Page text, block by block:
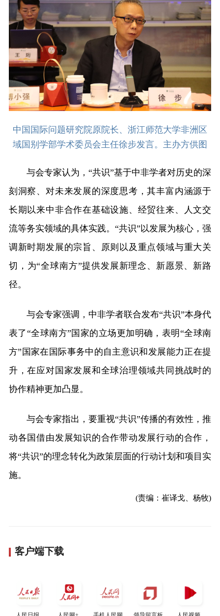
中国国际问题研究院原院长、浙江师范大学非洲区
域国别学部学术委员会主任徐步发言。主办方供图
与会专家认为，“共识”基于中非学者对历史的深
刻洞察、对未来发展的深度思考，其丰富内涵源于
长期以来中非合作在基础设施、经贸往来、人文交
流等务实领域的具体实践。“共识”以发展为核心，强
调新时期发展的宗旨、原则以及重点领域与重大关
切，为“全球南方”提供发展新理念、新愿景、新路
径。
与会专家强调，中非学者联合发布“共识”本身代
表了“全球南方”国家的立场更加明确，表明“全球南
方”国家在国际事务中的自主意识和发展能力正在提
升，在应对国家发展和全球治理领域共同挑战时的
协作精神更加凸显。
与会专家指出，要重视“共识”传播的有效性，推
动各国借由发展知识的合作带动发展行动的合作，
将“共识”的理念转化为政策层面的行动计划和项目实
施。
(责编：崔译戈、杨牧)
客户端下载